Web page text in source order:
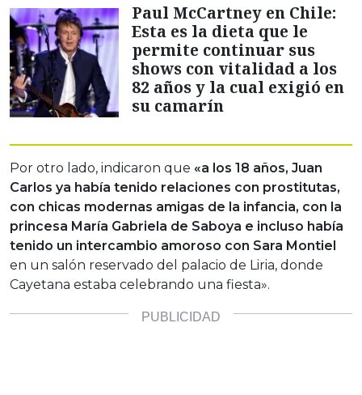
Paul McCartney en Chile:
Esta es la dieta que le
permite continuar sus
shows con vitalidad a los
82 años y la cual exigió en
su camarín
Por otro lado, indicaron que «a los 18 años, Juan
Carlos ya había tenido relaciones con prostitutas,
con chicas modernas amigas de la infancia, con la
princesa María Gabriela de Saboya e incluso había
tenido un intercambio amoroso con Sara Montiel
en un salón reservado del palacio de Liria, donde
Cayetana estaba celebrando una fiesta».